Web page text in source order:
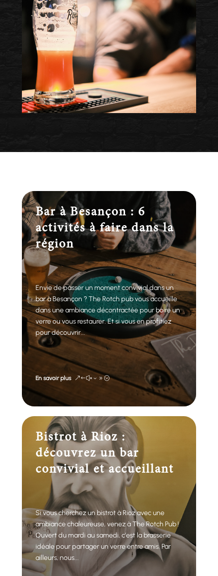
Bar à Besançon : 6
activités à faire dans la
région
Envie de passer un moment convivial dans un
bar à Besançon ? The Rotch pub vous accueille
dans une ambiance décontractée pour boire un
verre ou vous restaurer. Et si vous en profitiez
pour découvrir...
En savoir plus
Bistrot à Rioz :
découvrez un bar
convivial et accueillant
Si vous cherchez un bistrot à Rioz avec une
ambiance chaleureuse, venez à The Rotch Pub !
Ouvert du mardi au samedi, c’est la brasserie
idéale pour partager un verre entre amis. Par
ailleurs, nous...